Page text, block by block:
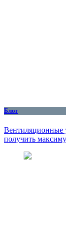
Блог
Вентиляционные
получить